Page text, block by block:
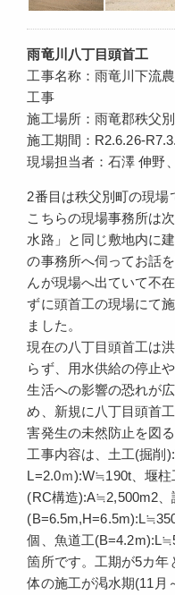
雨竜川八丁目頭首工
工事名称：雨竜川下流
工事
施工場所：雨竜郡秩父
施工期間：R2.6.26-
現場担当者：石澤 伸野
2番目は秩父別町の現場
こちらの現場事務所は
水路」と同じ敷地内に
の事務所へ伺ってお話
んが現場へ出ていて不
ずに頭首工の現場にて
ました。
現在の八丁目頭首工は
らず、用水供給の停止
生活への影響の恐れが
め、新規に八丁目頭首
害発生の未然防止を図
工事内容は、土工(掘
L=2.0ｍ):W≒190t、堰
(RC構造):A≒2,500m2、
個、魚道工
箇所です。工期が5カ年
体の施工が渇水期(11月